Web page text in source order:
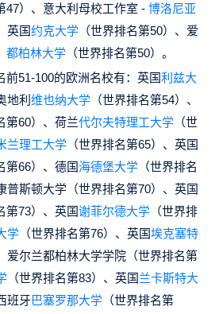
47）、意大利母校工作室 - 博洛尼亚
英国约克大学 （世界排名第50）、爱
都柏林大学 （世界排名第50）。
51-100的欧洲名校有：英国利兹大
地利 维也纳大学 （世界排名第54）、
第60）、荷兰代尔夫特理工大学 （世
兰理工大学 （世界排名第65）、英国
第66）、德国海德堡大学 （世界排名
普斯顿大学（世界排名第70）、英国
第73）、英国谢菲尔德大学 （世界排
学 （世界排名第76）、英国埃克塞特
爱尔兰都柏林大学学院（世界排名第
（世界排名第83）、英国兰卡斯特大
班牙 巴塞罗那大学 （世界排名第